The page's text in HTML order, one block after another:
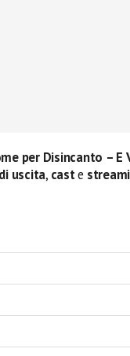
per Disincanto – E
uscita, caste